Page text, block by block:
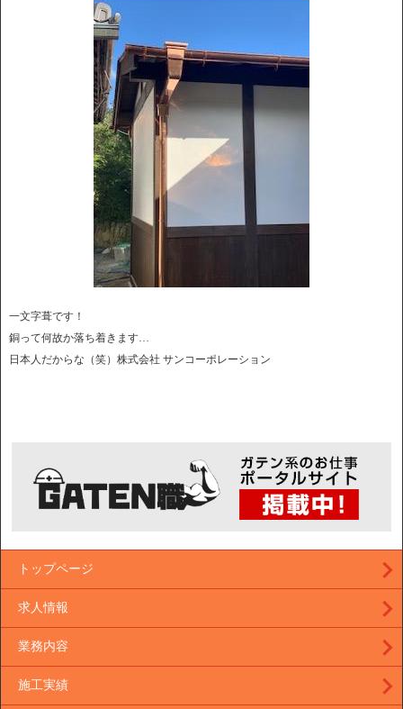
一文字葺です！
銅って何故か落ち着きます…
日本人だからな（笑）株式会社 サンコーポレーション
トップページ
求人情報
業務内容
施工実績